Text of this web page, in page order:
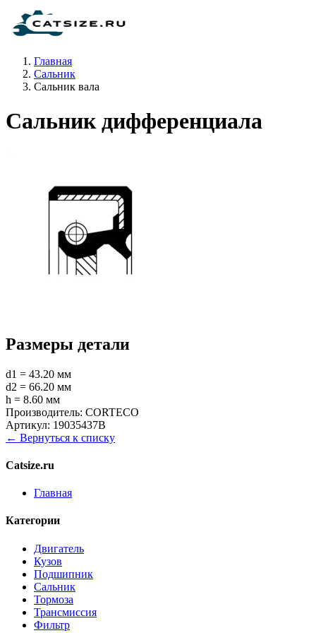
Главная
Сальник
Сальник вала
Сальник дифференциала
Размеры детали
d1 = 43.20 мм
d2 = 66.20 мм
h = 8.60 мм
Производитель: CORTECO
Артикул: 19035437B
← Вернуться к списку
Catsize.ru
Главная
Категории
Двигатель
Кузов
Подшипник
Сальник
Тормоза
Трансмиссия
Фильтр